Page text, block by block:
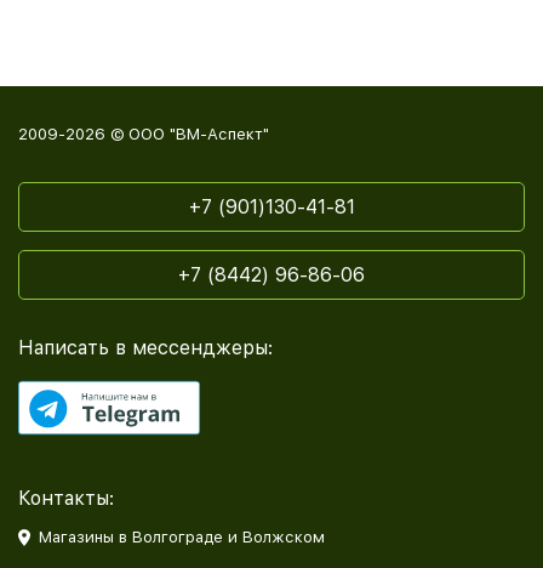
2009-2026 © ООО "ВМ-Аспект"
+7 (901)130-41-81
+7 (8442) 96-86-06
Написать в мессенджеры:
Контакты:
Магазины в Волгограде и Волжском